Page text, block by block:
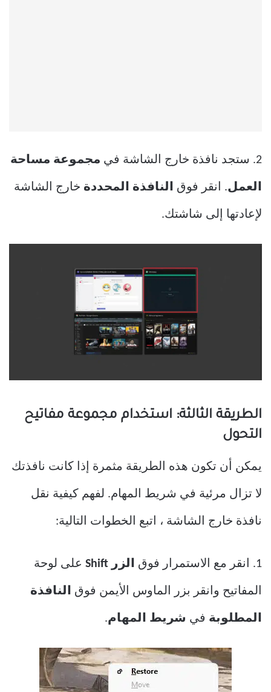
2. ستجد نافذة خارج الشاشة في مجموعة مساحة
العمل. انقر فوق النافذة المحددة خارج الشاشة
لإعادتها إلى شاشتك.
الطريقة الثالثة: استخدام مجموعة مفاتيح
التحول
يمكن أن تكون هذه الطريقة مثمرة إذا كانت نافذتك
لا تزال مرئية في شريط المهام. لفهم كيفية نقل
نافذة خارج الشاشة ، اتبع الخطوات التالية:
1. انقر مع الاستمرار فوق الزر Shift على لوحة
المفاتيح وانقر بزر الماوس الأيمن فوق النافذة
المطلوبة في شريط المهام.